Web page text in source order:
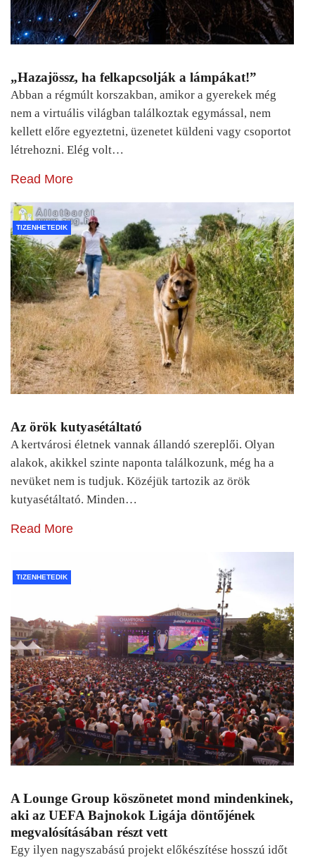
„Hazajössz, ha felkapcsolják a lámpákat!”
Abban a régmúlt korszakban, amikor a gyerekek még
nem a virtuális világban találkoztak egymással, nem
kellett előre egyeztetni, üzenetet küldeni vagy csoportot
létrehozni. Elég volt…
Read More
TIZENHETEDIK
Az örök kutyasétáltató
A kertvárosi életnek vannak állandó szereplői. Olyan
alakok, akikkel szinte naponta találkozunk, még ha a
nevüket nem is tudjuk. Közéjük tartozik az örök
kutyasétáltató. Minden…
Read More
TIZENHETEDIK
A Lounge Group köszönetet mond mindenkinek,
aki az UEFA Bajnokok Ligája döntőjének
megvalósításában részt vett
Egy ilyen nagyszabású projekt előkészítése hosszú időt